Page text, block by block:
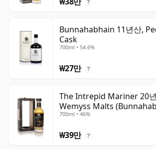
?
Bunnahabhain 11년산,
Cask
700ml • 54.6%
₩27만 ?
The Intrepid Mariner 20
Wemyss Malts
700ml • 46%
₩39만 ?